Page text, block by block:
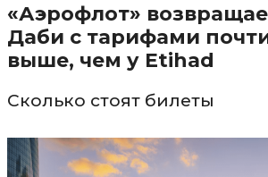
«Аэрофлот»
Даби с тарифами
выше, чем у Etihad
Сколько стоят билеты